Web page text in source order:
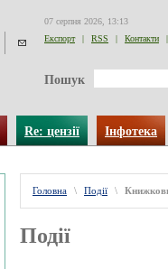
07 серпня 2026, 13:13
Експорт
| RSS | Контакти |
Пошук
Re: цензії Інфотека
Головна \ Події \
Події